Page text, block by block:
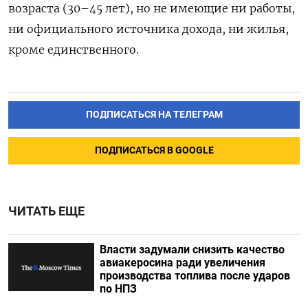
возраста (30–45 лет), но не имеющие ни работы,
ни официального источника дохода, ни жилья,
кроме единственного.
ПОДПИСАТЬСЯ НА ТЕЛЕГРАМ
ПОДПИСАТЬСЯ В GOOGLE
ЧИТАТЬ ЕЩЕ
Власти задумали снизить качество
авиакеросина ради увеличения
производства топлива после ударов
по НПЗ